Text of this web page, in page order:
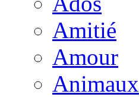
Amitié
Amour
Animaux